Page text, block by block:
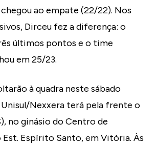
ao empate (22/22). Nos
Dirceu fez a diferença: o
últimos pontos e o time
em 25/23.
à quadra neste sábado
Unisul/Nexxera terá pela frente o
no ginásio do Centro de
Espírito Santo, em Vitória. Às